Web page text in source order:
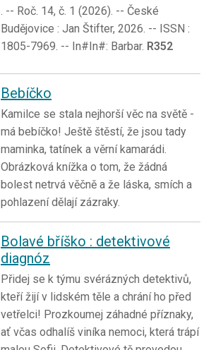
. -- Roč. 14, č. 1 (2026). -- České
Budějovice : Jan Štifter, 2026. -- ISSN :
1805-7969. -- In#In#: Barbar. R352
Bebíčko
Kamilce se stala nejhorší věc na světě -
má bebíčko! Ještě štěstí, že jsou tady
maminka, tatínek a věrní kamarádi.
Obrázková knížka o tom, že žádná
bolest netrvá věčně a že láska, smích a
pohlazení dělají zázraky.
Bolavé bříško : detektivové
diagnóz
Přidej se k týmu svérázných detektivů,
kteří žijí v lidském těle a chrání ho před
vetřelci! Prozkoumej záhadné příznaky,
ať včas odhalíš viníka nemoci, která trápí